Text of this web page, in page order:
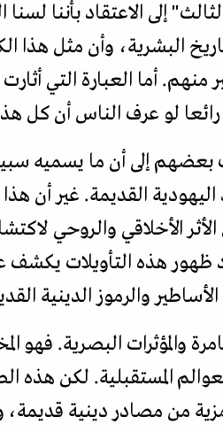
إلى الاعتقاد بأننا لسنا
البشرية، وأن مثل هذا
أما العبارة التي
لو عرف الناس أن كل
إلى أن ما يسميه
القديمة. غير أن هذا
الأخلاقي والروحي
ظهور هذه التأويلات
والرموز الدينية
والمؤثرات البصرية. فهو
المستقبلية. لكن هذه
من مصادر دينية